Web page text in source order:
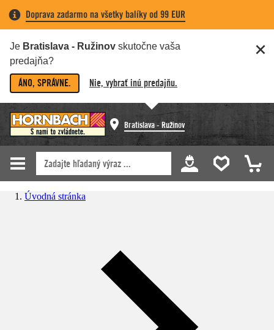
Doprava zadarmo na všetky balíky od 99 EUR
Je Bratislava - Ružinov skutočne vaša
predajňa?
ÁNO, SPRÁVNE. Nie, vybrať inú predajňu.
Bratislava - Ružinov
Úvodná stránka